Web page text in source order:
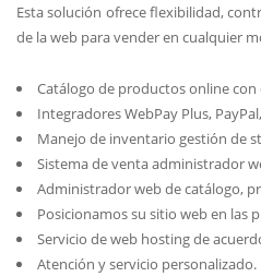
Esta solución ofrece flexibilidad,
de la web para vender en cualquier
Catálogo de productos online con
Integradores WebPay Plus,
Manejo de inventario gestión de
Sistema de venta administrador
Administrador web de catálogo,
Posicionamos su sitio web en las
Servicio de web hosting de
Atención y servicio personalizado.